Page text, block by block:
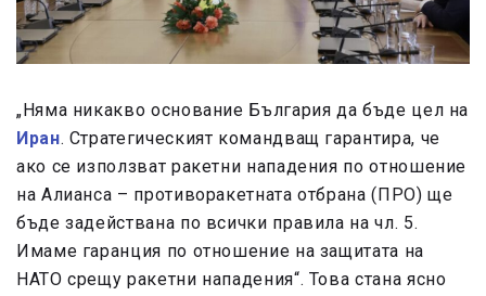
„Няма никакво основание България да бъде цел на
Иран. Стратегическият командващ гарантира, че
ако се използват ракетни нападения по отношение
на Алианса – противоракетната отбрана (ПРО) ще
бъде задействана по всички правила на чл. 5.
Имаме гаранция по отношение на защитата на
НАТО срещу ракетни нападения“. Това стана ясно